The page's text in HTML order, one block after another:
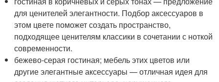
для ценителей элегантности. Подбор аксессуаров в
этом цвете поможет создать пространство,
подходящее ценителям классики в сочетании с ноткой
современности.
бежево-серая гостиная; мебель этих цветов или
другие элегантные аксессуары — отличная идея для